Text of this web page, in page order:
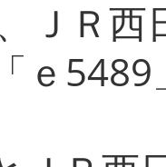
ＪＲ
ｅ